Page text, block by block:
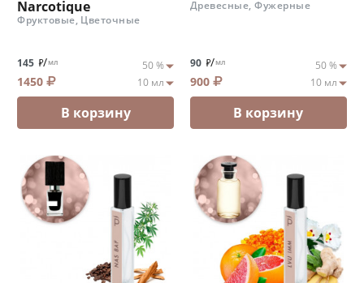
Narcotique
Фруктовые, Цветочные
145 /мл
1450
В корзину
Древесные, Фужерные
90 /мл
900
В корзину